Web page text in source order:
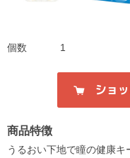
個数 1
商品特徴
うるおい下地で瞳の健康キ